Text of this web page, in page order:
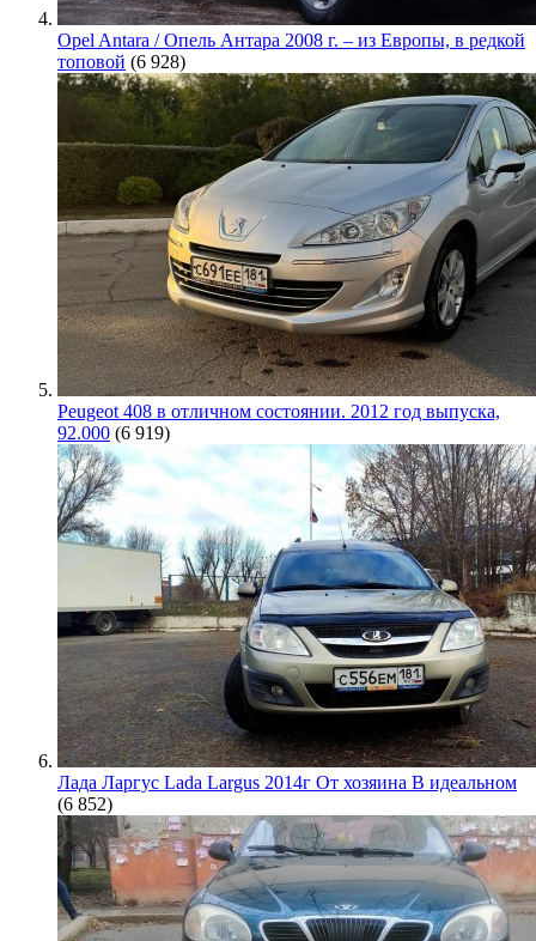
Opel Antara / Опель Антара 2008 г. – из Европы, в редкой
топовой (6 928)
Peugeot 408 в отличном состоянии. 2012 год выпуска,
92.000 (6 919)
Лада Ларгус Lada Largus 2014г От хозяина В идеальном
(6 852)